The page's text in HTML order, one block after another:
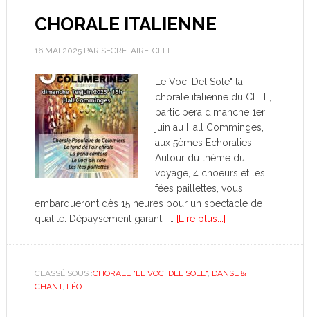
CHORALE ITALIENNE
16 MAI 2025PAR SECRETAIRE-CLLL
Le Voci Del Sole" la
chorale italienne du CLLL,
participera dimanche 1er
juin au Hall Comminges,
aux 5èmes Echoralies.
Autour du thème du
voyage, 4 choeurs et les
fées paillettes, vous
embarqueront dès 15 heures pour un spectacle de
qualité. Dépaysement garanti. …
[Lire plus...]
CLASSÉ SOUS :CHORALE "LE VOCI DEL SOLE", DANSE &
CHANT, LÉO